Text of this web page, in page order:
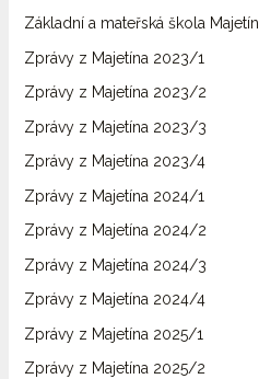
Základní a mateřská škola Majetín
Zprávy z Majetína 2023/1
Zprávy z Majetína 2023/2
Zprávy z Majetína 2023/3
Zprávy z Majetína 2023/4
Zprávy z Majetína 2024/1
Zprávy z Majetína 2024/2
Zprávy z Majetína 2024/3
Zprávy z Majetína 2024/4
Zprávy z Majetína 2025/1
Zprávy z Majetína 2025/2